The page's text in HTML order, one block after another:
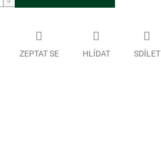
ZEPTAT SE HLÍDAT SDÍLET